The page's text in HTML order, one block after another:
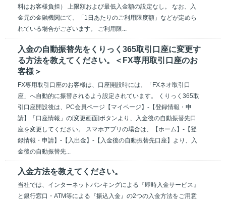
料はお客様負担） 上限額および最低入金額の設定なし。 なお、入
金元の金融機関にて、「1日あたりのご利用限度額」などが定めら
れている場合がございます。 ご利用限...
入金の自動振替先をくりっく365取引口座に変更す
る方法を教えてください。＜FX専用取引口座のお
客様＞
FX専用取引口座のお客様は、口座開設時には、「FXネオ取引口
座」へ自動的に振替されるよう設定されています。 くりっく365取
引口座開設後は、PC会員ページ【マイページ】-【登録情報・申
請】「口座情報」の[変更画面]ボタンより、入金後の自動振替先口
座を変更してください。 スマホアプリの場合は、【ホーム】-【登
録情報・申請】-【入出金】-【入金後の自動振替先口座】より、入
金後の自動振替先...
入金方法を教えてください。
当社では、インターネットバンキングによる『即時入金サービス』
と銀行窓口・ATM等による『振込入金』の2つの入金方法をご用意